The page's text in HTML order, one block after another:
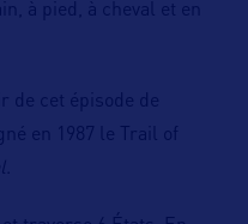
à pied, à cheval et en
de cet épisode de
en 1987 le Trail of